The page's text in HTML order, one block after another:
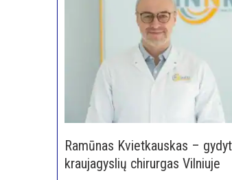
Ramūnas Kvietkauskas –
kraujagyslių chirurgas Vilniuje